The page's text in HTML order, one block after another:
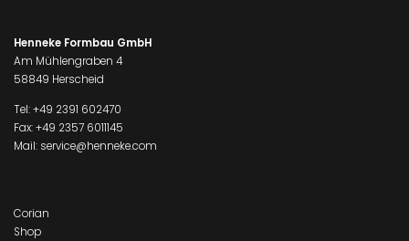
Henneke Formbau GmbH
Am Mühlengraben 4
58849 Herscheid
Tel:+49 2391 602470
Fax: +49 2357 6011145
Mail: service@henneke.com
Corian
Shop